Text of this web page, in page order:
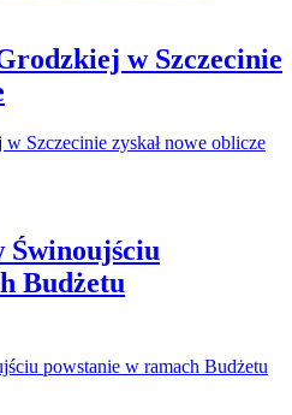
w Szczecinie
Świnoujściu
Budżetu